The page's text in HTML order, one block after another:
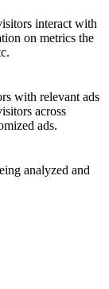
interact with
on metrics the
with relevant ads
across
ads.
analyzed and